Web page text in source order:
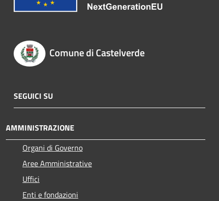
Comune di Castelverde
SEGUICI SU
AMMINISTRAZIONE
Organi di Governo
Aree Amministrative
Uffici
Enti e fondazioni